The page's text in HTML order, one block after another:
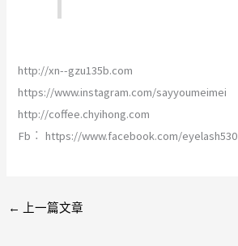
http://xn--gzu135b.com
https://www.instagram.com/sayyoumeimei
http://coffee.chyihong.com
Fb︰ https://www.facebook.com/eyelash530
← 上一篇文章